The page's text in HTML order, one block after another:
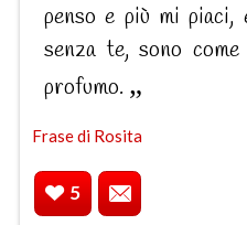
penso e più mi
senza te, sono
profumo.
Frase di Rosita
5